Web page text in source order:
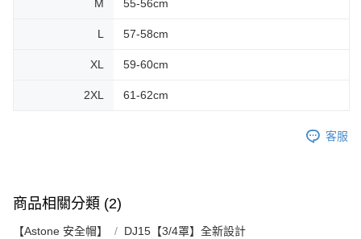
M 55-56cm
L 57-58cm
XL 59-60cm
2XL 61-62cm
客服
商品相關分類 (2)
【Astone 安全帽】 DJ15【3/4罩】全新設計